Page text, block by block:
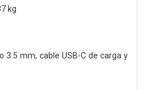
kg
3.5 mm, cable USB-C de carga y